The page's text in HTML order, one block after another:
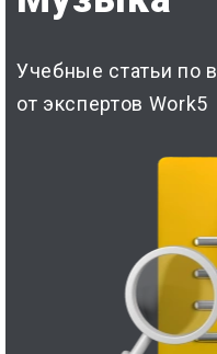
Учебные статьи по
от экспертов Work5